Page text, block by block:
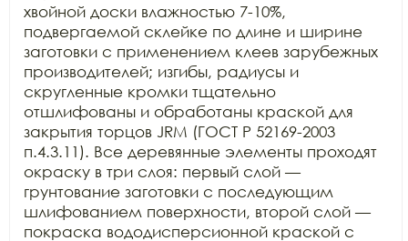
хвойной доски влажностью 7-10%,
подвергаемой склейке по длине и ширине
заготовки с применением клеев зарубежных
производителей; изгибы, радиусы и
скругленные кромки тщательно
отшлифованы и обработаны краской для
закрытия торцов JRM (ГОСТ Р 52169-2003
п.4.3.11). Все деревянные элементы проходят
окраску в три слоя: первый слой —
грунтование заготовки с последующим
шлифованием поверхности, второй слой —
покраска вододисперсионной краской с